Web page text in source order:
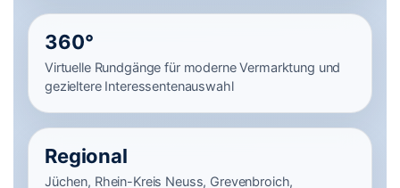
360°
Virtuelle Rundgänge für moderne Vermarktung und
gezieltere Interessentenauswahl
Regional
Jüchen, Rhein-Kreis Neuss, Grevenbroich,